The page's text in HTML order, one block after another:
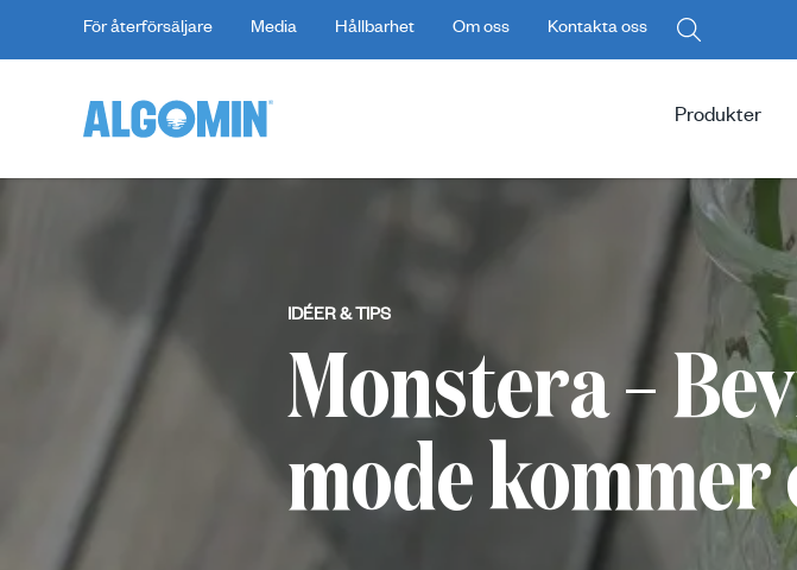
För återförsäljare Media Hållbarhet Om oss Kontakta oss
Produkter
IDÉER & TIPS
Monstera –
mode kommer